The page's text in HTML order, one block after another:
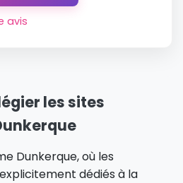
avis
les sites
Dunkerque, où les
dédiés à la